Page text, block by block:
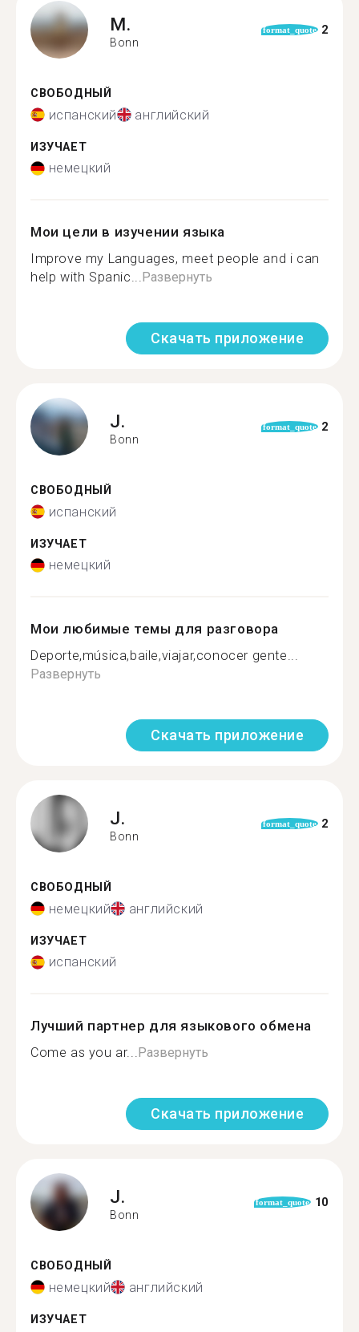
M.
Bonn
format_quote 2
СВОБОДНЫЙ
испанский английский
ИЗУЧАЕТ
немецкий
Мои цели в изучении языка
Improve my Languages, meet people and i can
help with Spanic...Развернуть
Скачать приложение
J.
Bonn
format_quote 2
СВОБОДНЫЙ
испанский
ИЗУЧАЕТ
немецкий
Мои любимые темы для разговора
Deporte,música,baile,viajar,conocer gente...
Развернуть
Скачать приложение
J.
Bonn
format_quote 2
СВОБОДНЫЙ
немецкий английский
ИЗУЧАЕТ
испанский
Лучший партнер для языкового обмена
Come as you ar...Развернуть
Скачать приложение
J.
Bonn
format_quote 10
СВОБОДНЫЙ
немецкий английский
ИЗУЧАЕТ